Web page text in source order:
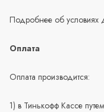
Подробнее об условиях
Оплата
Оплата производится:
1) в Тинькофф Кассе